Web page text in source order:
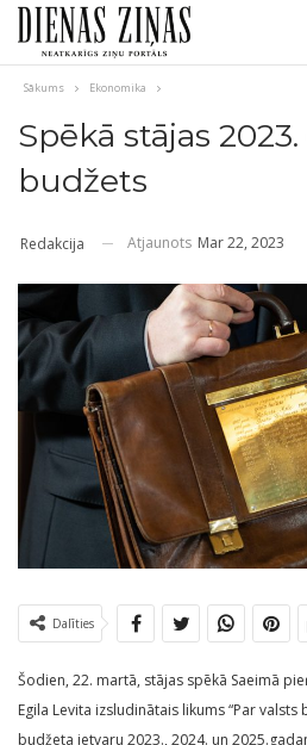
Sākums Ekonomika
Spēkā stājas
budžets
Redakcija Atjaunots Mar 22, 2023
Dalīties
Šodien, 22. martā, stājas spēkā Saeimā
Egila Levita izsludinātais likums “Par
budžeta ietvaru 2023., 2024. un